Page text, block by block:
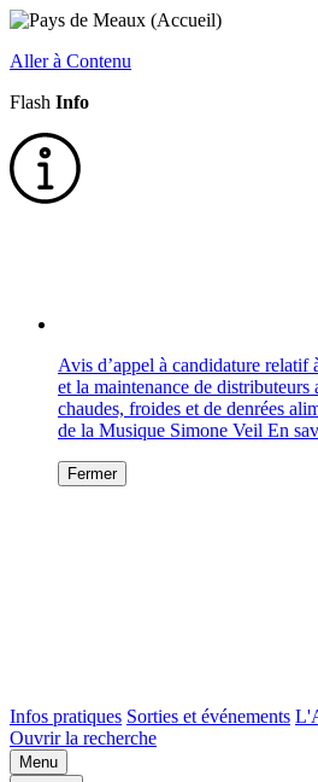
Aller à Contenu
Flash Info
Avis d’appel à candidature relatif
et la maintenance de distributeurs
chaudes, froides et de denrées
de la Musique Simone Veil En
Fermer
Infos pratiques Sorties et événements
Ouvrir la recherche
Menu